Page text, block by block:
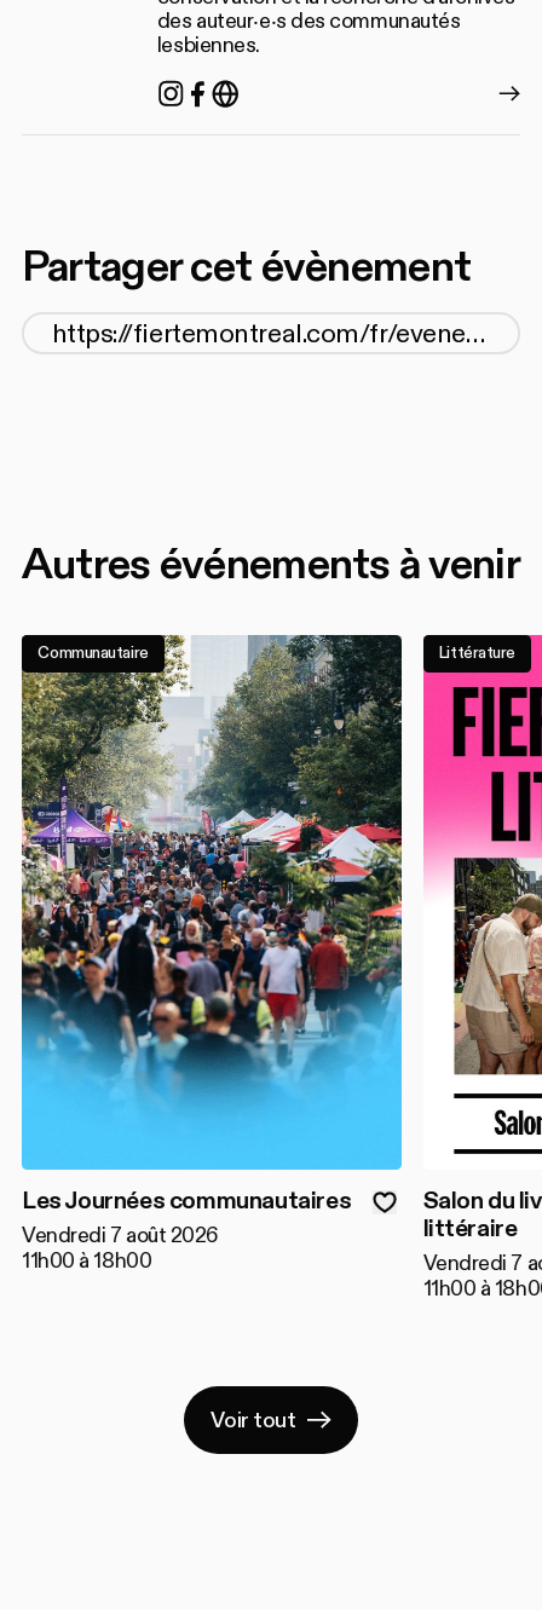
des auteur‧e‧s des communautés
lesbiennes.
Instagram
Facebook
https://
Partager cet évènement
Autres événements à venir
Communautaire
Les Journées communautaires
Vendredi 7 août 2026
11h00 à 18h00
Littérature
Salon du
littéraire
Vendredi 7
11h00 à
Voir tout